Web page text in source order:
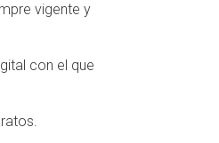
vigente y
con el que